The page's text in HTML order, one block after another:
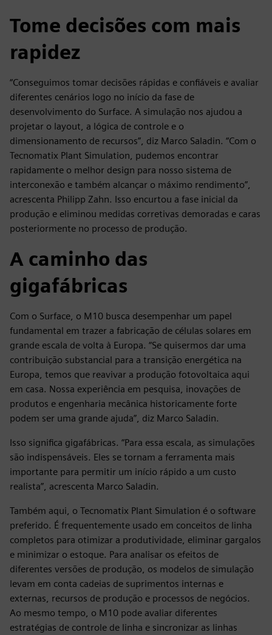
Tome decisões com mais
rapidez
“Conseguimos tomar decisões rápidas e confiáveis e avaliar
diferentes cenários logo no início da fase de
desenvolvimento do Surface. A simulação nos ajudou a
projetar o layout, a lógica de controle e o
dimensionamento de recursos”, diz Marco Saladin. “Com o
Tecnomatix Plant Simulation, pudemos encontrar
rapidamente o melhor design para nosso sistema de
interconexão e também alcançar o máximo rendimento”,
acrescenta Philipp Zahn. Isso encurtou a fase inicial da
produção e eliminou medidas corretivas demoradas e caras
posteriormente no processo de produção.
A caminho das
gigafábricas
Com o Surface, o M10 busca desempenhar um papel
fundamental em trazer a fabricação de células solares em
grande escala de volta à Europa. “Se quisermos dar uma
contribuição substancial para a transição energética na
Europa, temos que reavivar a produção fotovoltaica aqui
em casa. Nossa experiência em pesquisa, inovações de
produtos e engenharia mecânica historicamente forte
podem ser uma grande ajuda”, diz Marco Saladin.
Isso significa gigafábricas. “Para essa escala, as simulações
são indispensáveis. Eles se tornam a ferramenta mais
importante para permitir um início rápido a um custo
realista”, acrescenta Marco Saladin.
Também aqui, o Tecnomatix Plant Simulation é o software
preferido. É frequentemente usado em conceitos de linha
completos para otimizar a produtividade, eliminar gargalos
e minimizar o estoque. Para analisar os efeitos de
diferentes versões de produção, os modelos de simulação
levam em conta cadeias de suprimentos internas e
externas, recursos de produção e processos de negócios.
Ao mesmo tempo, o M10 pode avaliar diferentes
estratégias de controle de linha e sincronizar as linhas